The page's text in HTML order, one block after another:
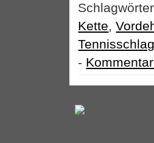
Kette,
-